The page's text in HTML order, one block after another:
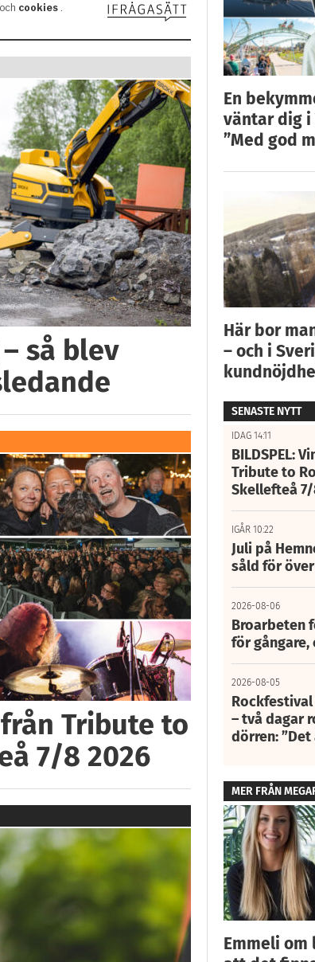
så blev
Tribute to
7/8 2026
En
väntar dig i
”Med god
Här bor
– och i
SENASTE NYTT
IDAG 14:11
BILDSPEL:
Tribute to
Skellefteå 7/
IGÅR 10:22
Juli på
såld för
2026-08-06
Broarbeten
för
2026-08-05
– två dagar
dörren:
MER FRÅN
Emmeli om